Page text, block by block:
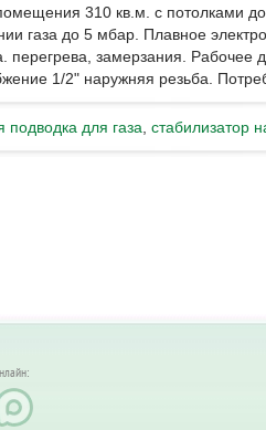
310 кв.м. с потолками
газа до 5 мбар. Плавное
замерзания. Рабочее
1/2" наружняя резьба.
подводка для газа стабилизатор